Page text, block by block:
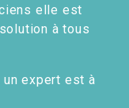
elle est
à tous
expert est à